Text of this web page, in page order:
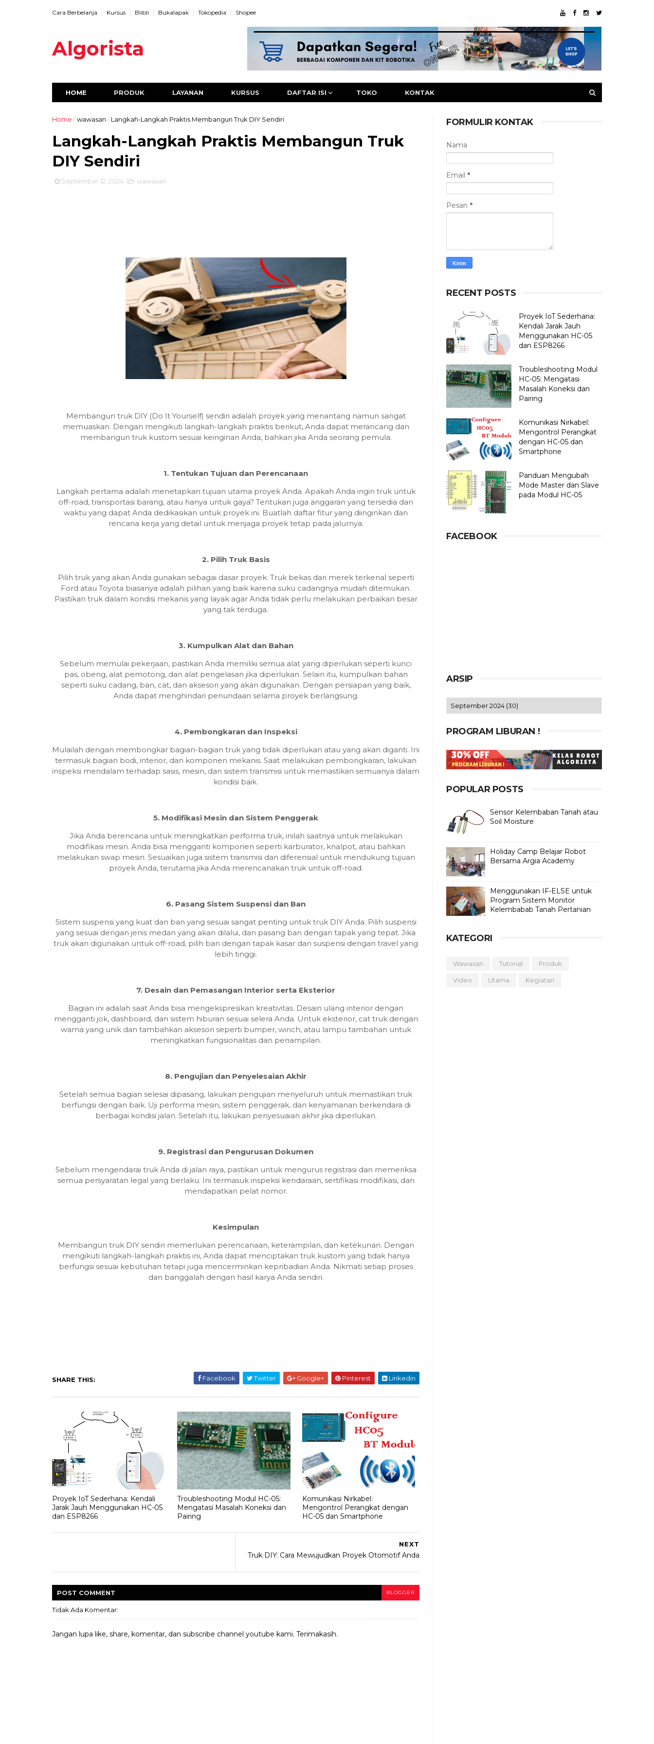
Cara Berbelanja Kursus Blibli Bukalapak Tokopedia Shopee
Algorista
HOME PRODUK LAYANAN KURSUS DAFTAR ISI TOKO KONTAK
Home /wawasan / Langkah-Langkah Praktis Membangun Truk DIY Sendiri
Langkah-Langkah Praktis Membangun Truk
DIY Sendiri
September 12, 2024 wawasan
Membangun truk DIY (Do It Yourself) sendiri adalah proyek yang menantang namun sangat
memuaskan. Dengan mengikuti langkah-langkah praktis berikut, Anda dapat merancang dan
membangun truk kustom sesuai keinginan Anda, bahkan jika Anda seorang pemula.
1. Tentukan Tujuan dan Perencanaan
Langkah pertama adalah menetapkan tujuan utama proyek Anda. Apakah Anda ingin truk untuk
off-road, transportasi barang, atau hanya untuk gaya? Tentukan juga anggaran yang tersedia dan
waktu yang dapat Anda dedikasikan untuk proyek ini. Buatlah daftar fitur yang diinginkan dan
rencana kerja yang detail untuk menjaga proyek tetap pada jalurnya.
2. Pilih Truk Basis
Pilih truk yang akan Anda gunakan sebagai dasar proyek. Truk bekas dari merek terkenal seperti
Ford atau Toyota biasanya adalah pilihan yang baik karena suku cadangnya mudah ditemukan.
Pastikan truk dalam kondisi mekanis yang layak agar Anda tidak perlu melakukan perbaikan besar
yang tak terduga.
3. Kumpulkan Alat dan Bahan
Sebelum memulai pekerjaan, pastikan Anda memiliki semua alat yang diperlukan seperti kunci
pas, obeng, alat pemotong, dan alat pengelasan jika diperlukan. Selain itu, kumpulkan bahan
seperti suku cadang, ban, cat, dan aksesori yang akan digunakan. Dengan persiapan yang baik,
Anda dapat menghindari penundaan selama proyek berlangsung.
4. Pembongkaran dan Inspeksi
Mulailah dengan membongkar bagian-bagian truk yang tidak diperlukan atau yang akan diganti. Ini
termasuk bagian bodi, interior, dan komponen mekanis. Saat melakukan pembongkaran, lakukan
inspeksi mendalam terhadap sasis, mesin, dan sistem transmisi untuk memastikan semuanya dalam
kondisi baik.
5. Modifikasi Mesin dan Sistem Penggerak
Jika Anda berencana untuk meningkatkan performa truk, inilah saatnya untuk melakukan
modifikasi mesin. Anda bisa mengganti komponen seperti karburator, knalpot, atau bahkan
melakukan swap mesin. Sesuaikan juga sistem transmisi dan diferensial untuk mendukung tujuan
proyek Anda, terutama jika Anda merencanakan truk untuk off-road.
6. Pasang Sistem Suspensi dan Ban
Sistem suspensi yang kuat dan ban yang sesuai sangat penting untuk truk DIY Anda. Pilih suspensi
yang sesuai dengan jenis medan yang akan dilalui, dan pasang ban dengan tapak yang tepat. Jika
truk akan digunakan untuk off-road, pilih ban dengan tapak kasar dan suspensi dengan travel yang
lebih tinggi.
7. Desain dan Pemasangan Interior serta Eksterior
Bagian ini adalah saat Anda bisa mengekspresikan kreativitas. Desain ulang interior dengan
mengganti jok, dashboard, dan sistem hiburan sesuai selera Anda. Untuk eksterior, cat truk dengan
warna yang unik dan tambahkan aksesori seperti bumper, winch, atau lampu tambahan untuk
meningkatkan fungsionalitas dan penampilan.
8. Pengujian dan Penyelesaian Akhir
Setelah semua bagian selesai dipasang, lakukan pengujian menyeluruh untuk memastikan truk
berfungsi dengan baik. Uji performa mesin, sistem penggerak, dan kenyamanan berkendara di
berbagai kondisi jalan. Setelah itu, lakukan penyesuaian akhir jika diperlukan.
9. Registrasi dan Pengurusan Dokumen
Sebelum mengendarai truk Anda di jalan raya, pastikan untuk mengurus registrasi dan memeriksa
semua persyaratan legal yang berlaku. Ini termasuk inspeksi kendaraan, sertifikasi modifikasi, dan
mendapatkan pelat nomor.
Kesimpulan
Membangun truk DIY sendiri memerlukan perencanaan, keterampilan, dan ketekunan. Dengan
mengikuti langkah-langkah praktis ini, Anda dapat menciptakan truk kustom yang tidak hanya
berfungsi sesuai kebutuhan tetapi juga mencerminkan kepribadian Anda. Nikmati setiap proses
dan banggalah dengan hasil karya Anda sendiri.
SHARE THIS: Facebook Twitter Google+ Pinterest Linkedin
Proyek IoT Sederhana: Kendali
Jarak Jauh Menggunakan HC-05
dan ESP8266
Troubleshooting Modul HC-05:
Mengatasi Masalah Koneksi dan
Pairing
Komunikasi Nirkabel:
Mengontrol Perangkat dengan
HC-05 dan Smartphone
NEXT
Truk DIY: Cara Mewujudkan Proyek Otomotif Anda
POST COMMENT BLOGGER
Tidak Ada Komentar:
Jangan lupa like, share, komentar, dan subscribe channel youtube kami. Terimakasih.
FORMULIR KONTAK
Nama
Email *
Pesan *
RECENT POSTS
Proyek IoT Sederhana:
Kendali Jarak Jauh
Menggunakan HC-05
dan ESP8266
Troubleshooting Modul
HC-05: Mengatasi
Masalah Koneksi dan
Pairing
Komunikasi Nirkabel:
Mengontrol Perangkat
dengan HC-05 dan
Smartphone
Panduan Mengubah
Mode Master dan Slave
pada Modul HC-05
FACEBOOK
ARSIP
PROGRAM LIBURAN !
POPULAR POSTS
Sensor Kelembaban Tanah atau
Soil Moisture
Holiday Camp Belajar Robot
Bersama Argia Academy
Menggunakan IF-ELSE untuk
Program Sistem Monitor
Kelembabab Tanah Pertanian
KATEGORI
Wawasan Tutorial Produk
Video Utama Kegiatan